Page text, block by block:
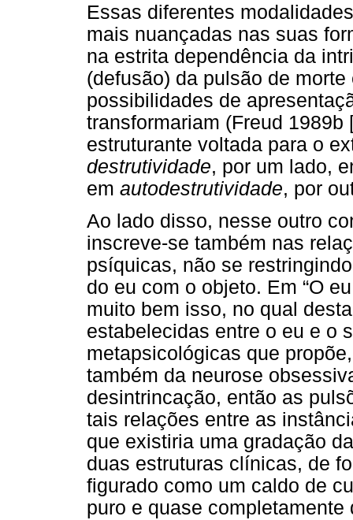
Essas diferentes
mais nuançadas nas suas
na estrita dependência da
(defusão) da pulsão de
possibilidades de
transformariam (Freud
estruturante voltada para o
destrutividade, por um lado,
em autodestrutividade, por
Ao lado disso, nesse outro
inscreve-se também nas
psíquicas, não se
do eu com o objeto. Em “O
muito bem isso, no qual
estabelecidas entre o eu e o
metapsicológicas que
também da neurose
desintrincação, então as
tais relações entre as
que existiria uma gradação
duas estruturas clínicas, de
figurado como um caldo de
puro e quase